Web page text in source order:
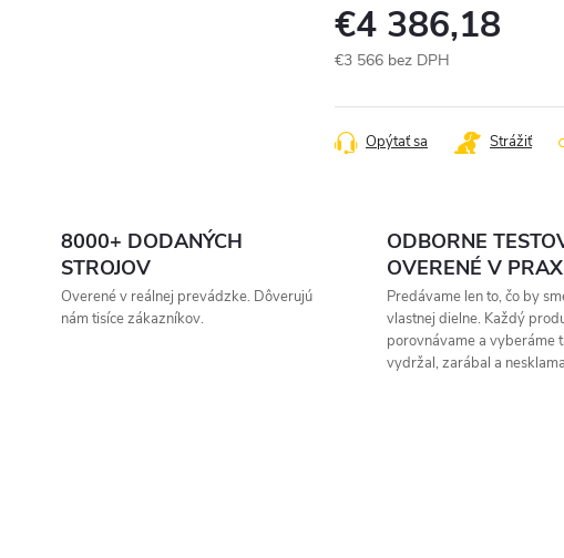
€4 386,18
€3 566 bez DPH
cena:
Opýtať sa Strážiť
8000+ DODANÝCH
STROJOV
Overené v reálnej prevádzke. Dôverujú
nám tisíce zákazníkov.
ODBORNE
OVERENÉ V
Predávame len to, čo by
vlastnej dielne. Každý
porovnávame a vyberáme
vydržal, zarábal a